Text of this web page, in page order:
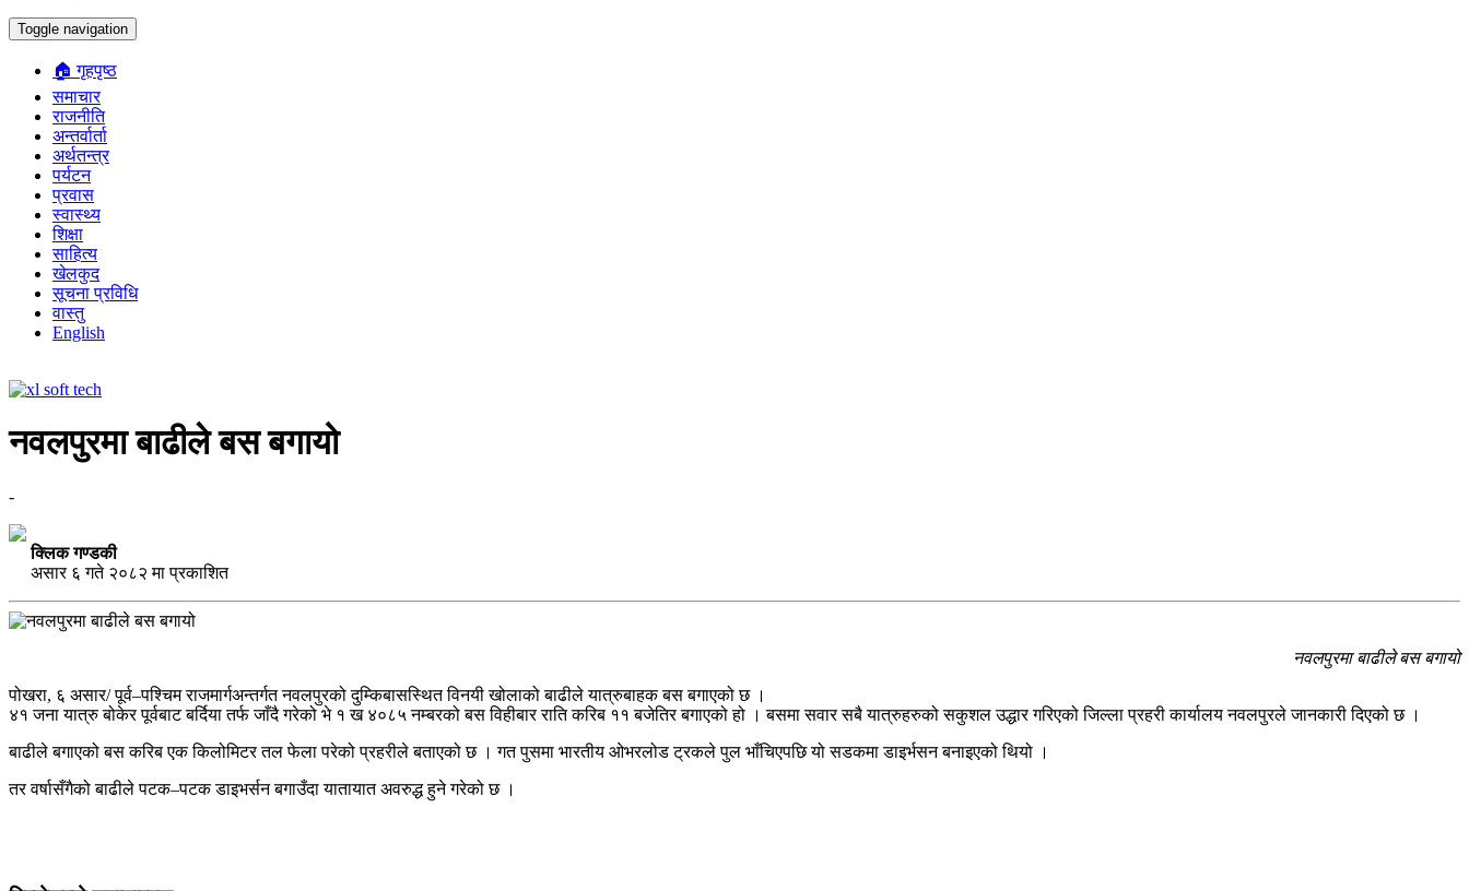
Toggle navigation
🏠 गृहपृष्ठ
समाचार
राजनीति
अन्तर्वार्ता
अर्थतन्त्र
पर्यटन
प्रवास
स्वास्थ्य
शिक्षा
साहित्य
खेलकुद
सूचना प्रविधि
वास्तु
English
नवलपुरमा बाढीले बस बगायो
-
क्लिक गण्डकी
असार ६ गते २०८२ मा प्रकाशित
नवलपुरमा बाढीले बस बगायो
पोखरा, ६ असार/ पूर्व–पश्चिम राजमार्गअन्तर्गत नवलपुरको दुम्किबासस्थित विनयी खोलाको बाढीले यात्रुबाहक बस बगाएको छ ।
४१ जना यात्रु बोकेर पूर्वबाट बर्दिया तर्फ जाँदै गरेको भे १ ख ४०८५ नम्बरको बस विहीबार राति करिब ११ बजेतिर बगाएको हो । बसमा सवार सबै यात्रुहरुको सकुशल उद्धार गरिएको जिल्ला प्रहरी कार्यालय नवलपुरले जानकारी दिएको छ ।
बाढीले बगाएको बस करिब एक किलोमिटर तल फेला परेको प्रहरीले बताएको छ । गत पुसमा भारतीय ओभरलोड ट्रकले पुल भाँचिएपछि यो सडकमा डाइर्भसन बनाइएको थियो ।
तर वर्षासँगैको बाढीले पटक–पटक डाइभर्सन बगाउँदा यातायात अवरुद्ध हुने गरेको छ ।